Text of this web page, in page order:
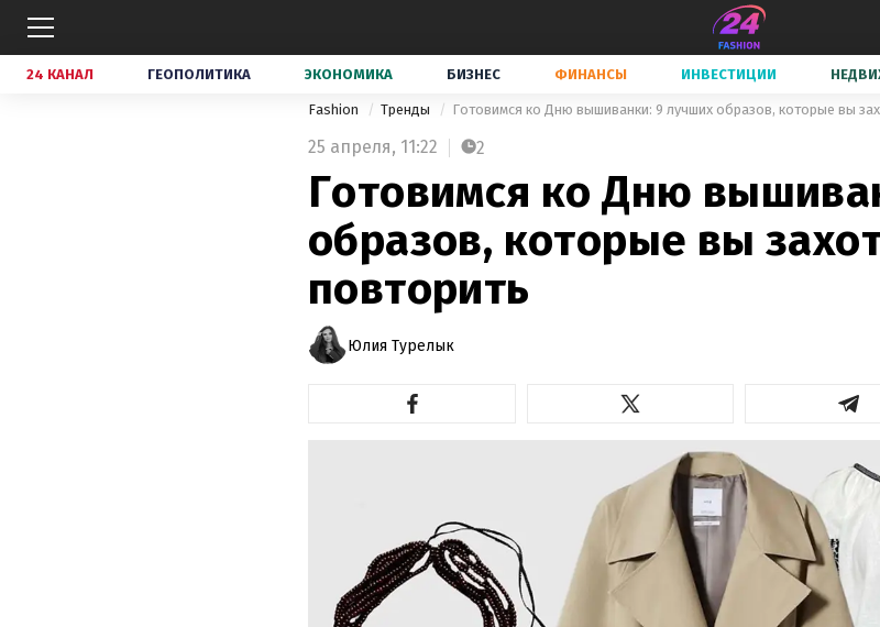
24 КАНАЛ ГЕОПОЛИТИКА ЭКОНОМИКА БИЗНЕС ФИНАНСЫ ИНВЕСТИЦИИ
Fashion Тренды Готовимся ко Дню вышиванки: 9 лучших образов, которые вы
25 апреля, 11:22 2
Готовимся ко Дню
образов, которые вы
повторить
Юлия Турелык